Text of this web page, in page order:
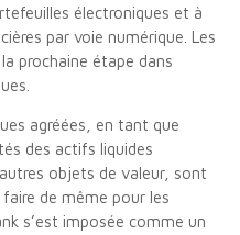
électroniques et à
par voie numérique. Les
prochaine étape dans
agréées, en tant que
des actifs liquides
objets de valeur, sont
de même pour les
s’est imposée comme un